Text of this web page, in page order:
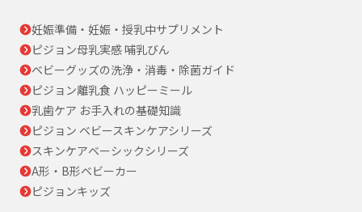
妊娠準備・妊娠・授乳中サプリメント
ピジョン母乳実感 哺乳びん
ベビーグッズの洗浄・消毒・除菌ガイド
ピジョン離乳食 ハッピーミール
乳歯ケア お手入れの基礎知識
ピジョン ベビースキンケアシリーズ
スキンケアベーシックシリーズ
A形・B形ベビーカー
ピジョンキッズ